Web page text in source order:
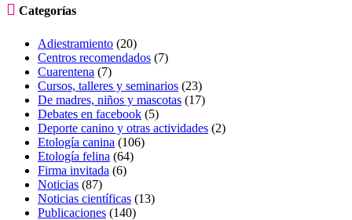
 Categorías
Adiestramiento (20)
Centros recomendados (7)
Cuarentena (7)
Cursos, talleres y seminarios (23)
De madres, niños y mascotas (17)
Debates en facebook (5)
Deporte canino y otras actividades (2)
Etología canina (106)
Etología felina (64)
Firma invitada (6)
Noticias (87)
Noticias científicas (13)
Publicaciones (140)